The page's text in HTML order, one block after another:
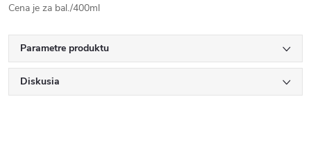
Cena je za bal./400ml
Parametre produktu
Diskusia